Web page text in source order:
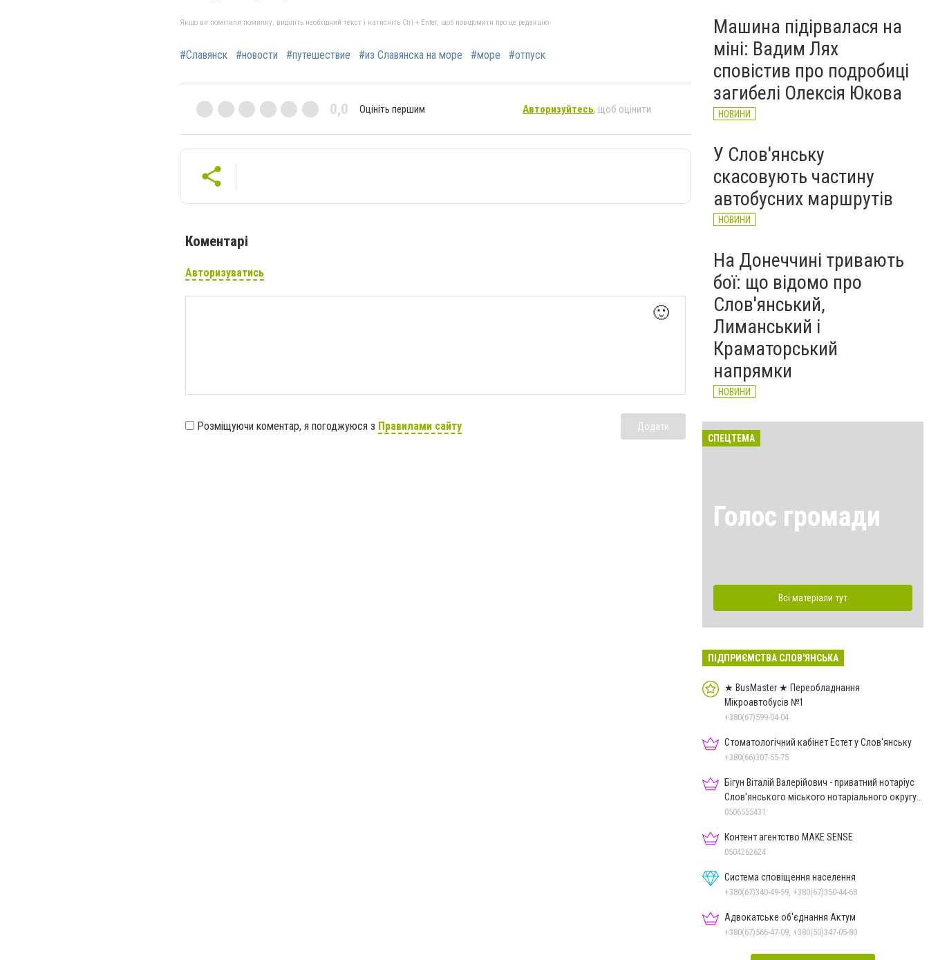
Якщо ви помітили помилку, виділіть необхідний текст і натисніть Ctrl + Enter, щоб повідомити про це редакцію
#Славянск #новости #путешествие #из Славянска на море #море #отпуск
0,0 Оцініть першим Авторизуйтесь, щоб оцінити
Коментарі
Авторизуватись
🙂
Розміщуючи коментар, я погоджуюся з Правилами сайту Додати
Машина підірвалася на
міні: Вадим Лях
сповістив про подробиці
загибелі Олексія Юкова
НОВИНИ
У Слов'янську
скасовують частину
автобусних маршрутів
НОВИНИ
На Донеччині тривають
бої: що відомо про
Слов'янський,
Лиманський і
Краматорський
напрямки
НОВИНИ
СПЕЦТЕМА
Голос громади
Всі матеріали тут
ПІДПРИЄМСТВА СЛОВ'ЯНСЬКА
★ BusMaster ★ Переобладнання
Мікроавтобусів №1
+380(67)599-04-04
Стоматологічний кабінет Естет у Слов'янську
+380(66)307-55-75
Бігун Віталій Валерійович - приватний нотаріус
Слов'янського міського нотаріального округу
Дон.обл.
0506555431
Контент агентство MAKE SENSE
0504262624
Система сповіщення населення
+380(67)340-49-59, +380(67)350-44-68
Адвокатське об'єднання Актум
+380(67)566-47-09, +380(50)347-05-80